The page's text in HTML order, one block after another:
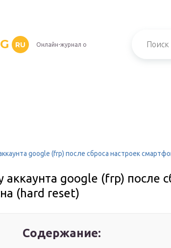
RU Онлайн-журнал о
google (frp) после сброса настроек
google (frp) после
(hard reset)
Содержание: